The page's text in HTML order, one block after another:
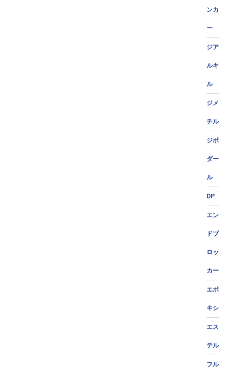
ンカ
ー
ジア
ルキ
ル
ジメ
チル
ジポ
ダー
ル
DP
エン
ドブ
ロッ
カー
エポ
キシ
エス
テル
フル